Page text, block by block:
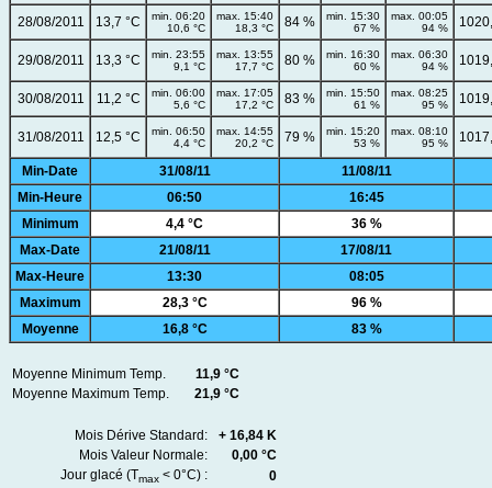
28/08/2011 13,7 °C
min. 06:20
10,6 °C
max. 15:40
18,3 °C
84 %
min. 15:30
67 %
max. 00:05
94 %
29/08/2011 13,3 °C
min. 23:55
9,1 °C
max. 13:55
17,7 °C
80 %
min. 16:30
60 %
max. 06:30
94 %
30/08/2011 11,2 °C
min. 06:00
5,6 °C
max. 17:05
17,2 °C
83 %
min. 15:50
61 %
max. 08:25
95 %
31/08/2011 12,5 °C
min. 06:50
4,4 °C
max. 14:55
20,2 °C
79 %
min. 15:20
53 %
max. 08:10
95 %
Min-Date 31/08/11
11/08/11
Min-Heure
06:50
16:45
Minimum
4,4 °C
36 %
Max-Date
21/08/11
17/08/11
Max-Heure
13:30
08:05
Maximum
28,3 °C
96 %
Moyenne
16,8 °C 83 %
Moyenne Minimum Temp.
11,9 °C
Moyenne Maximum Temp.
21,9 °C
Mois Dérive Standard:
+ 16,84 K
Mois Valeur Normale:
0,00 °C
Jour glacé (Tmax < 0°C) :
0